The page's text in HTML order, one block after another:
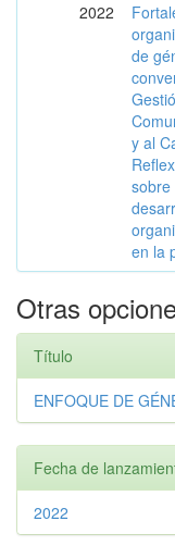
2022
de
y al
sobre
en la
Otras
Título
ENFOQUE DE
Fecha de
2022